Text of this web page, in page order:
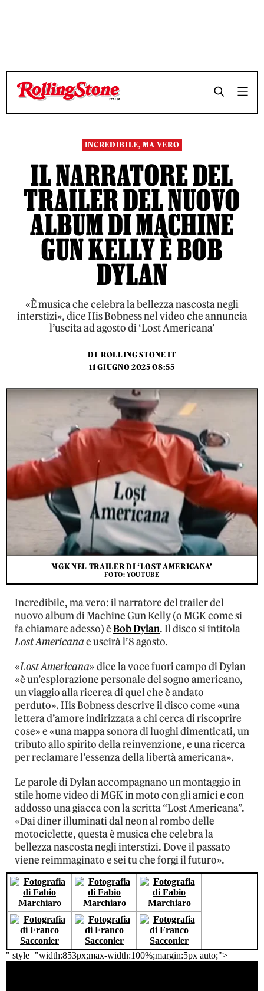
TEMPO DI LETTURA 4 MINUTI
TEMPO DI LETTURA 4 MINUTI
INCREDIBILE, MA VERO
IL NARRATORE DEL
TRAILER DEL NUOVO
ALBUM DI MACHINE
GUN KELLY È BOB
DYLAN
«È musica che celebra la bellezza nascosta negli
interstizi», dice His Bobness nel video che annuncia
l’uscita ad agosto di ‘Lost Americana’
DI ROLLING STONE IT
11 GIUGNO 2025 08:55
MGK NEL TRAILER DI ‘LOST AMERICANA’
FOTO: YOUTUBE
Incredibile, ma vero: il narratore del trailer del
nuovo album di Machine Gun Kelly (o MGK come si
fa chiamare adesso) èBob Dylan. Il disco si intitola
Lost Americanae uscirà l’8 agosto.
«Lost Americana» dice la voce fuori campo di Dylan
«è un’esplorazione personale del sogno americano,
un viaggio alla ricerca di quel che è andato
perduto». His Bobness descrive il disco come «una
lettera d’amore indirizzata a chi cerca di riscoprire
cose» e «una mappa sonora di luoghi dimenticati, un
tributo allo spirito della reinvenzione, e una ricerca
per reclamare l’essenza della libertà americana».
Le parole di Dylan accompagnano un montaggio in
stile home video di MGK in moto con gli amici e con
addosso una giacca con la scritta “Lost Americana”.
«Dai diner illuminati dal neon al rombo delle
motociclette, questa è musica che celebra la
bellezza nascosta negli interstizi. Dove il passato
viene reimmaginato e sei tu che forgi il futuro».
" style="width:853px;max-width:100%;margin:5px auto;">